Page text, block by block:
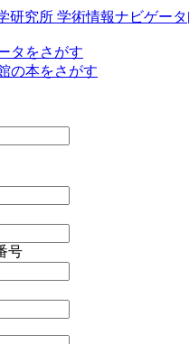
研究所 学術情報ナビゲー
タをさがす
の本をさがす
号